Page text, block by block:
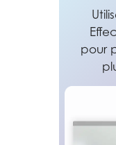
pour